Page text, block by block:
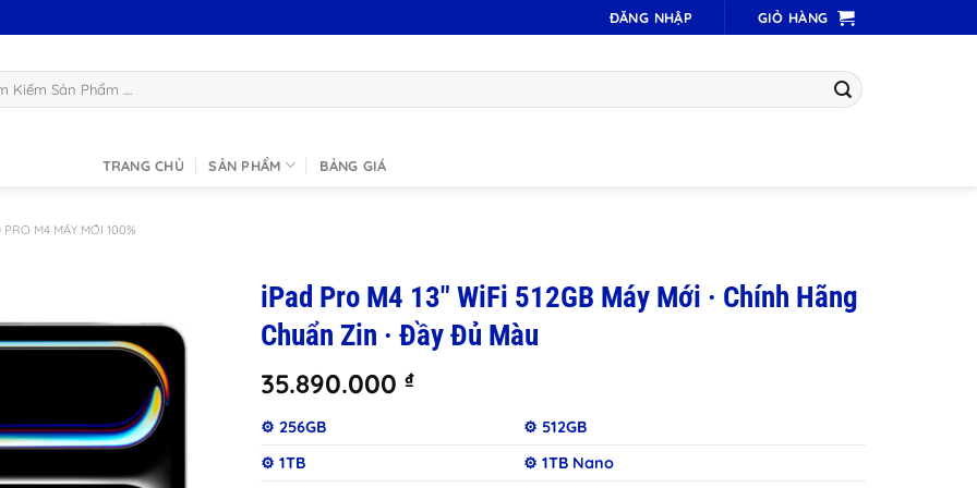
ĐĂNG NHẬP GIỎ HÀNG
TRANG CHỦ SẢN PHẨM BẢNG GIÁ
PRO M4 MÁY MỚI 100%
iPad Pro M4 13″ WiFi 512GB Máy Mới · Chính Hãng
Chuẩn Zin · Đầy Đủ Màu
35.890.000 ₫
⚙️ 256GB
⚙️ 512GB
⚙️ 1TB
⚙️ 1TB Nano